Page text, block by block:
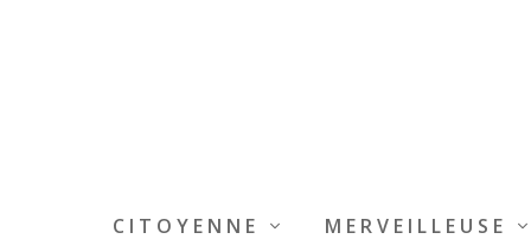
CITOYENNE MERVEILLEUSE